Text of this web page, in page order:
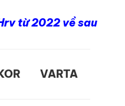
từ 2022 về sau
VARTA